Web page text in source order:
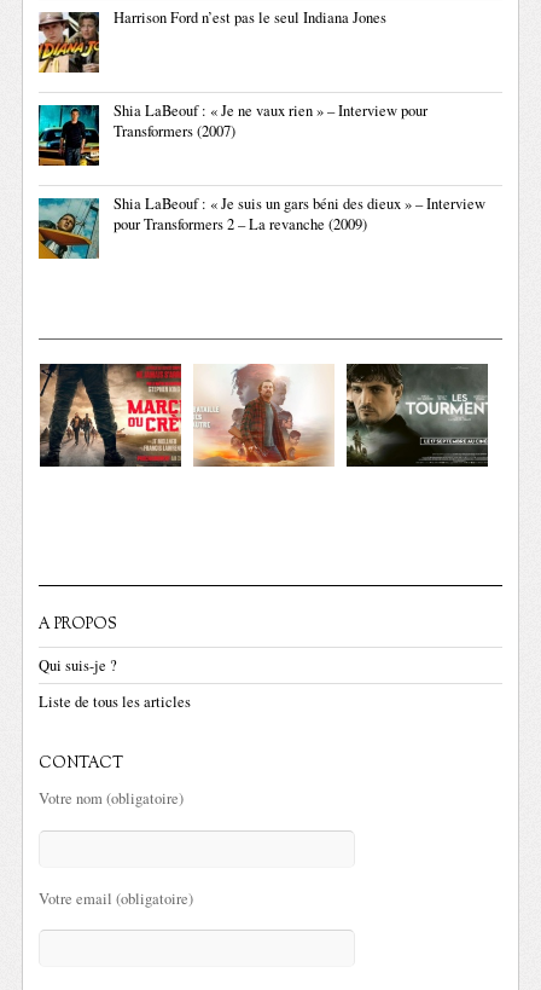
Harrison Ford n’est pas le seul Indiana Jones
Shia LaBeouf : « Je ne vaux rien » – Interview pour
Transformers (2007)
Shia LaBeouf : « Je suis un gars béni des dieux » – Interview
pour Transformers 2 – La revanche (2009)
A PROPOS
Qui suis-je ?
Liste de tous les articles
CONTACT
Votre nom (obligatoire)
Votre email (obligatoire)